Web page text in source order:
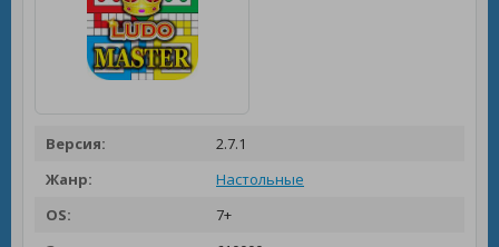
Версия:
2.7.1
Жанр:
Настольные
OS:
7+